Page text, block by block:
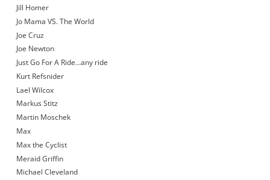
Jill Homer
Jo Mama VS. The World
Joe Cruz
Joe Newton
Just Go For A Ride…any ride
Kurt Refsnider
Lael Wilcox
Markus Stitz
Martin Moschek
Max
Max the Cyclist
Meraid Griffin
Michael Cleveland